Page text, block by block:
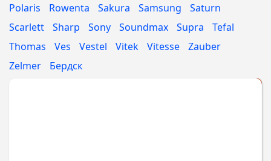
Polaris
Rowenta Sakura Samsung
Saturn
Scarlett
Sharp Sony Soundmax Supra
Tefal
Thomas
Ves Vestel Vitek Vitesse
Zauber
Zelmer
Бердск